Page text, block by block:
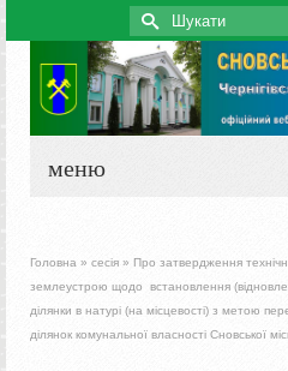
Search
for:
меню
Головна » сесія » Про затвердження
землеустрою щодо встановлення
ділянки в натурі (на місцевості) з метою
ділянок комунальної власності